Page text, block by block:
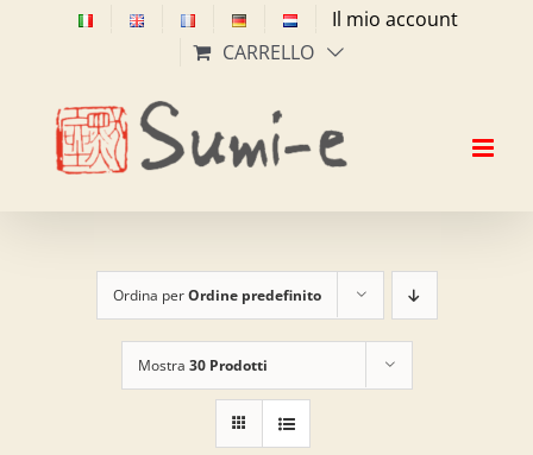
Il mio account
CARRELLO
Ordina perOrdine predefinito
Mostra 30 Prodotti